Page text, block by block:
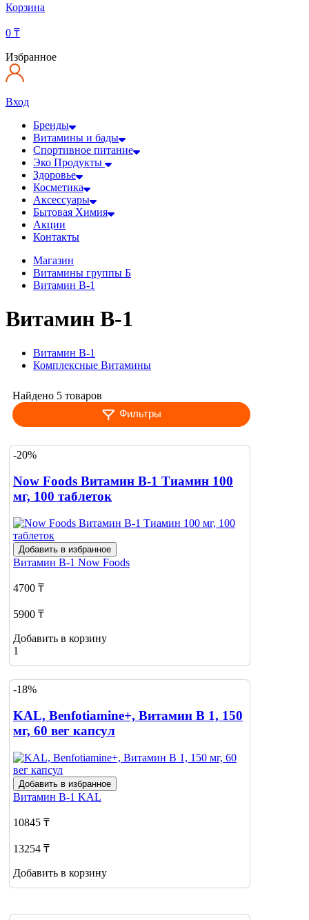
Корзина
0 ₸
Избранное
Вход
Бренды
Витамины и бады
Спортивное питание
Эко Продукты
Здоровье
Косметика
Аксессуары
Бытовая Химия
Акции
Контакты
Магазин
Витамины группы Б
Витамин В-1
Витамин В-1
Витамин В-1
Комплексные Витамины
Найдено 5 товаров
Фильтры
-20%
Now Foods Витамин В-1 Тиамин 100
мг, 100 таблеток
Добавить в избранное
Витамин В-1 Now Foods
4700 ₸
5900 ₸
Добавить в корзину
1
-18%
KAL, Benfotiamine+, Витамин В 1, 150
мг, 60 вег капсул
Добавить в избранное
Витамин В-1 KAL
10845 ₸
13254 ₸
Добавить в корзину